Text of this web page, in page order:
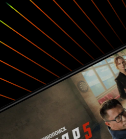
ребёнок должен быть главным,
страдает, значит, виновата мать.
выбирающая себя, вообще
называться матерью и иметь
Материнская вина становится
контроля и управления. Из
сына, Клеманс соглашается на
выдвигаемые бывшим мужем и
встречается с ребенком под
психологов и социальных
Мальчик протестует против
встреч, видно, как он любит
ними эмоциональная близость и
родство. Но каждая встреча
экзамен, где Клеманс должна